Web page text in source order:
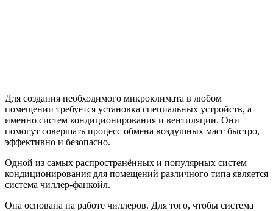
Для создания необходимого микроклимата в любом
помещении требуется установка специальных устройств, а
именно систем кондиционирования и вентиляции. Они
помогут совершать процесс обмена воздушных масс быстро,
эффективно и безопасно.
Одной из самых распространённых и популярных систем
кондиционирования для помещений различного типа является
система чиллер-фанкойл.
Она основана на работе чиллеров. Для того, чтобы система